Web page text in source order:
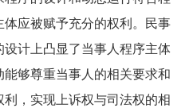
应被赋予充分的权利。民事
计上凸显了当事人程序主体
够尊重当事人的相关要求和
，实现上诉权与司法权的相